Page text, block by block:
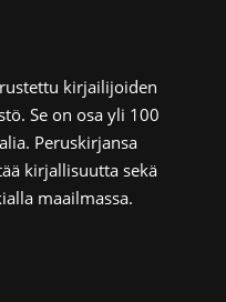
kirjailijoiden
Se on osa yli 100
Peruskirjansa
kirjallisuutta sekä
maailmassa.